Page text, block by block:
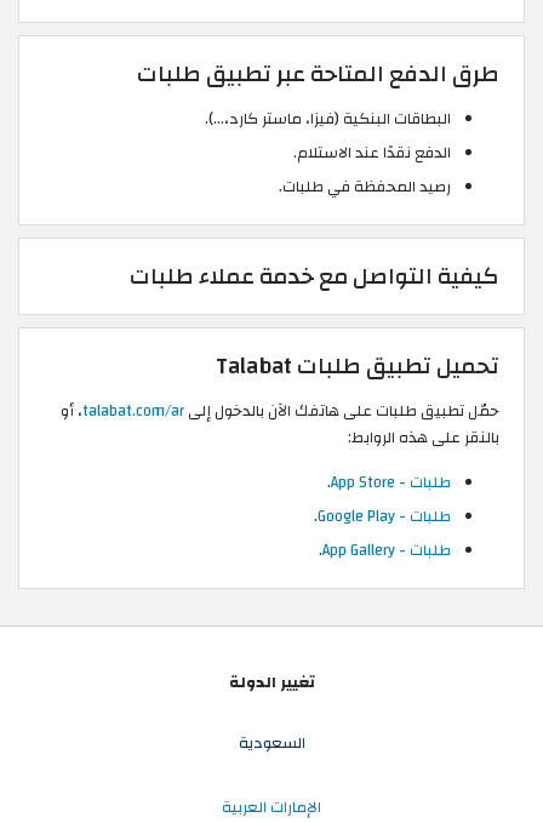
طرق الدفع المتاحة عبر تطبيق طلبات
البطاقات البنكية (فيزا، ماستر كارد،…).
الدفع نقدًا عند الاستلام.
رصيد المحفظة في طلبات.
كيفية التواصل مع خدمة عملاء طلبات
تحميل تطبيق طلبات Talabat
حمّل تطبيق طلبات على هاتفك الآن بالدخول إلىtalabat.com/ar، أو
بالنقر على هذه الروابط:
طلبات - App Store
.
طلبات - Google Play
.
طلبات - App Gallery
.
تغيير الدولة
السعودية
الإمارات العربية